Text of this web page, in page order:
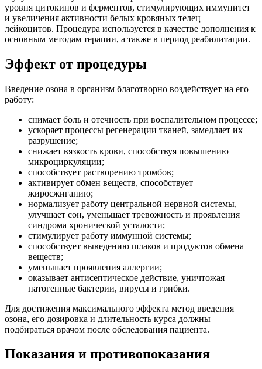
уровня цитокинов и ферментов, стимулирующих иммунитет
и увеличения активности белых кровяных телец –
лейкоцитов. Процедура используется в качестве дополнения к
основным методам терапии, а также в период реабилитации.
Эффект от процедуры
Введение озона в организм благотворно воздействует на его
работу:
снимает боль и отечность при воспалительном процессе;
ускоряет процессы регенерации тканей, замедляет их
разрушение;
снижает вязкость крови, способствуя повышению
микроциркуляции;
способствует растворению тромбов;
активирует обмен веществ, способствует
жиросжиганию;
нормализует работу центральной нервной системы,
улучшает сон, уменьшает тревожность и проявления
синдрома хронической усталости;
стимулирует работу иммунной системы;
способствует выведению шлаков и продуктов обмена
веществ;
уменьшает проявления аллергии;
оказывает антисептическое действие, уничтожая
патогенные бактерии, вирусы и грибки.
Для достижения максимального эффекта метод введения
озона, его дозировка и длительность курса должны
подбираться врачом после обследования пациента.
Показания и противопоказания